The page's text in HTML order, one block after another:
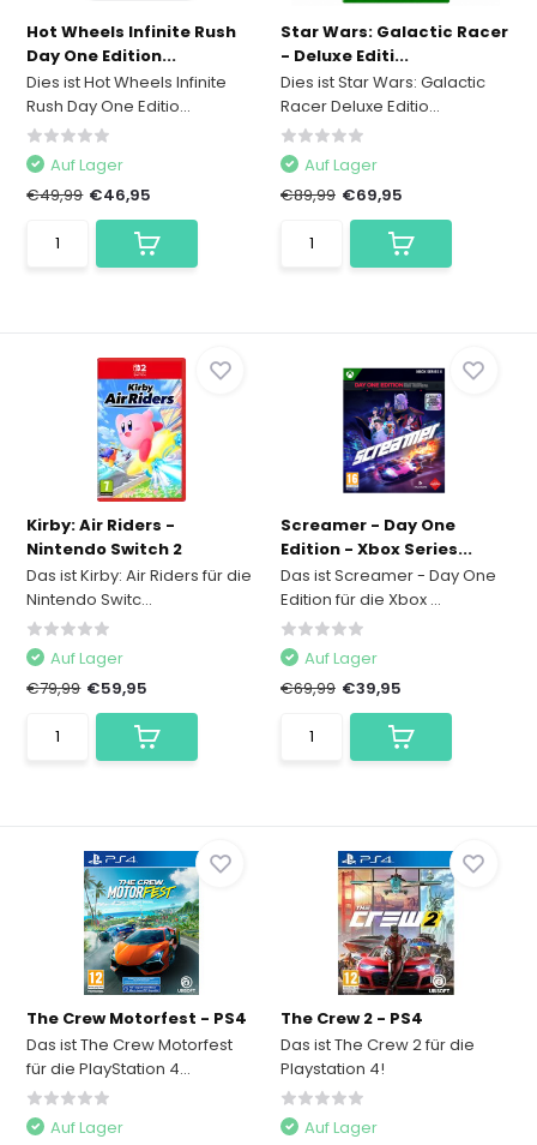
Hot Wheels Infinite Rush
Day One Edition...
Dies ist Hot Wheels Infinite
Rush Day One Editio...
Auf Lager
€49,99 €46,95
Star Wars: Galactic Racer
- Deluxe Editi...
Dies ist Star Wars: Galactic
Racer Deluxe Editio...
Auf Lager
€89,99 €69,95
Kirby: Air Riders -
Nintendo Switch 2
Das ist Kirby: Air Riders für die
Nintendo Switc...
Auf Lager
€79,99 €59,95
Screamer - Day One
Edition - Xbox Series...
Das ist Screamer - Day One
Edition für die Xbox ...
Auf Lager
€69,99 €39,95
The Crew Motorfest - PS4
Das ist The Crew Motorfest
für die PlayStation 4...
Auf Lager
The Crew 2 - PS4
Das ist The Crew 2 für die
Playstation 4!
Auf Lager